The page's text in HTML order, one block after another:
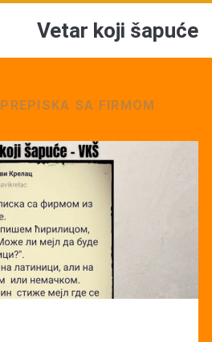
Vetar koji šapuće
PREPISKA SA FIRMOM